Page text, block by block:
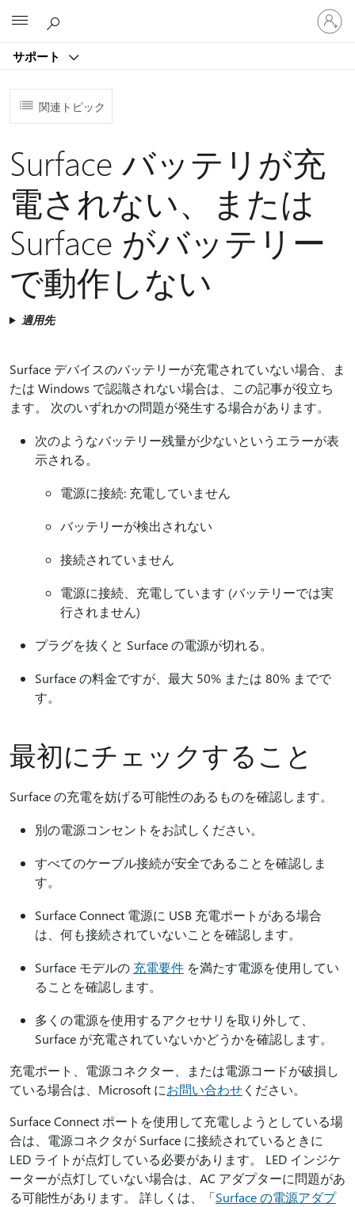
サポート
ア
カ
ウ
イ
ン
関連トピック
Surface バッテリが充
電されない、または
Surface がバッテリー
で動作しない
適用先
Surface デバイスのバッテリーが充電されていない場合、ま
たは Windows で認識されない場合は、この記事が役立ち
ます。 次のいずれかの問題が発生する場合があります。
次のようなバッテリー残量が少ないというエラーが表
示される。
電源に接続: 充電していません
バッテリーが検出されない
接続されていません
電源に接続、充電しています (バッテリーでは実
行されません)
プラグを抜くと Surface の電源が切れる。
Surface の料金ですが、最大 50% または 80% までで
す。
最初にチェックすること
Surface の充電を妨げる可能性のあるものを確認します。
別の電源コンセントをお試しください。
すべてのケーブル接続が安全であることを確認しま
す。
Surface Connect 電源に USB 充電ポートがある場合
は、何も接続されていないことを確認します。
Surface モデルの 充電要件 を満たす電源を使用してい
ることを確認します。
多くの電源を使用するアクセサリを取り外して、
Surface が充電されていないかどうかを確認します。
充電ポート、電源コネクター、または電源コードが破損し
ている場合は、Microsoft にお問い合わせください。
Surface Connect ポートを使用して充電しようとしている場
合は、電源コネクタが Surface に接続されているときに
LED ライトが点灯している必要があります。 LED インジケ
ーターが点灯していない場合は、AC アダプターに問題があ
る可能性があります。 詳しくは、「Surface の電源アダプ